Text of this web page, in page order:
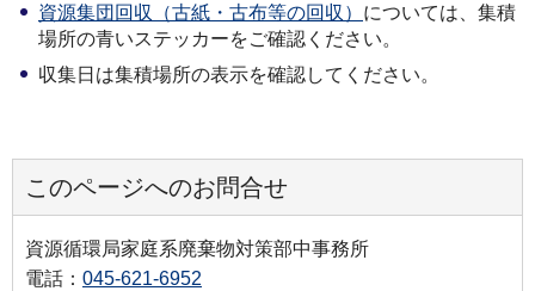
資源集団回収（古紙・古布等の回収） については、集積
場所の青いステッカーをご確認ください。
収集日は集積場所の表示を確認してください。
このページへのお問合せ
資源循環局家庭系廃棄物対策部中事務所
電話： 045-621-6952